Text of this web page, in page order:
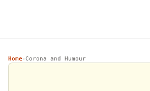
Home›Corona and Humour